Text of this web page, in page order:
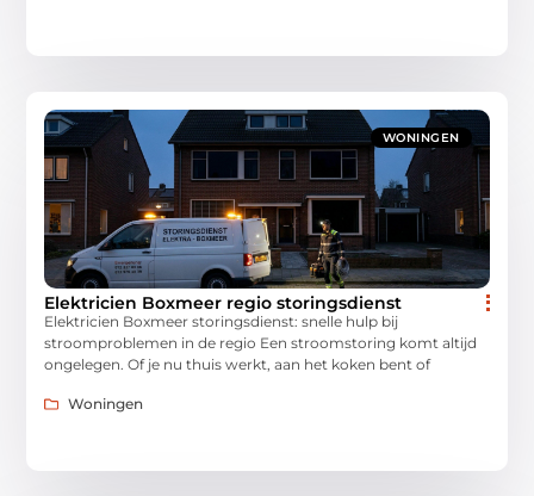
WONINGEN
Elektricien Boxmeer regio storingsdienst
Elektricien Boxmeer storingsdienst: snelle hulp bij
stroomproblemen in de regio Een stroomstoring komt altijd
ongelegen. Of je nu thuis werkt, aan het koken bent of
Woningen